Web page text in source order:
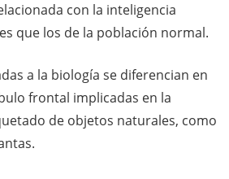
con la inteligencia
que los de la población normal.
a la biología se diferencian en
frontal implicadas en la
de objetos naturales, como